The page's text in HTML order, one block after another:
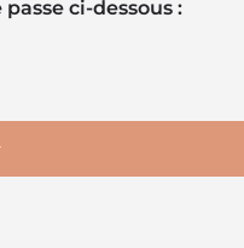
ci-dessous :